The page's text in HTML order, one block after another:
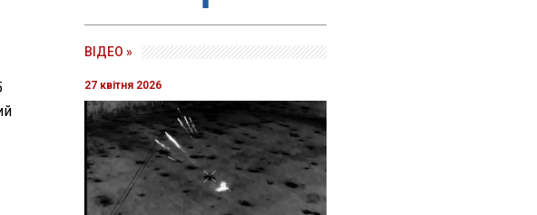
ВІДЕО »
27 квітня 2026